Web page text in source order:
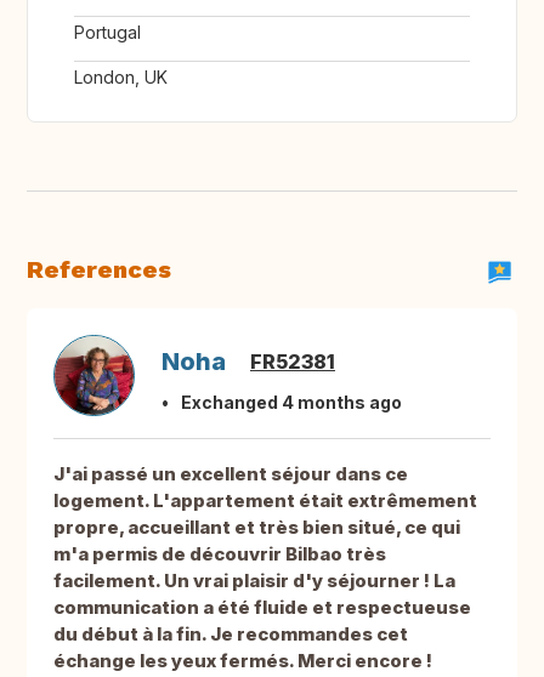
Portugal
London, UK
References
Noha FR52381
Exchanged 4 months ago
J'ai passé un excellent séjour dans ce
logement. L'appartement était extrêmement
propre, accueillant et très bien situé, ce qui
m'a permis de découvrir Bilbao très
facilement. Un vrai plaisir d'y séjourner ! La
communication a été fluide et respectueuse
du début à la fin. Je recommandes cet
échange les yeux fermés. Merci encore !